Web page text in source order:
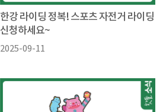
한강 라이딩 정복! 스포츠 자전거 라이딩
신청하세요~
2025-09-11